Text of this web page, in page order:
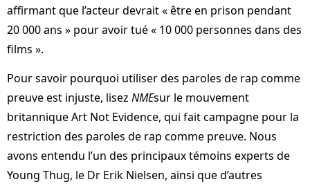
affirmant que l’acteur devrait « être en prison pendant
20 000 ans » pour avoir tué « 10 000 personnes dans des
films ».
Pour savoir pourquoi utiliser des paroles de rap comme
preuve est injuste, lisez NMEsur le mouvement
britannique Art Not Evidence, qui fait campagne pour la
restriction des paroles de rap comme preuve. Nous
avons entendu l’un des principaux témoins experts de
Young Thug, le Dr Erik Nielsen, ainsi que d’autres